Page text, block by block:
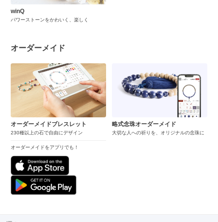
winQ
パワーストーンをかわいく、楽しく
オーダーメイド
オーダーメイドブレスレット
230種以上の石で自由にデザイン
オーダーメイドをアプリでも！
略式念珠オーダーメイド
大切な人への祈りを、オリジナルの念珠に